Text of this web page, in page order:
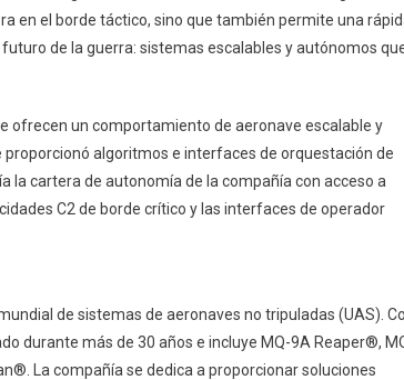
en el borde táctico, sino que también permite una
de la guerra: sistemas escalables y autónomos
ofrecen un comportamiento de aeronave escalable y
algoritmos e interfaces de orquestación de
la cartera de autonomía de la compañía con acceso a
C2 de borde crítico y las interfaces de operador
de sistemas de aeronaves no tripuladas (UAS).
durante más de 30 años e incluye MQ-9A Reaper®,
La compañía se dedica a proporcionar soluciones